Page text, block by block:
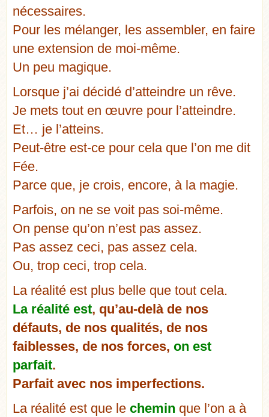
nécessaires.
Pour les mélanger, les assembler, en faire
une extension de moi-même.
Un peu magique.
Lorsque j’ai décidé d’atteindre un rêve.
Je mets tout en œuvre pour l’atteindre.
Et… je l’atteins.
Peut-être est-ce pour cela que l’on me dit
Fée.
Parce que, je crois, encore, à la magie.
Parfois, on ne se voit pas soi-même.
On pense qu’on n’est pas assez.
Pas assez ceci, pas assez cela.
Ou, trop ceci, trop cela.
La réalité est plus belle que tout cela.
La réalité est, qu’au-delà de nos
défauts, de nos qualités, de nos
faiblesses, de nos forces, on est
parfait.
Parfait avec nos imperfections.
La réalité est que le chemin que l’on a à